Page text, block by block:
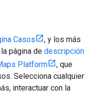
Casos
, y los más
página de descripción
Platform
, que
Selecciona cualquier
interactuar con la